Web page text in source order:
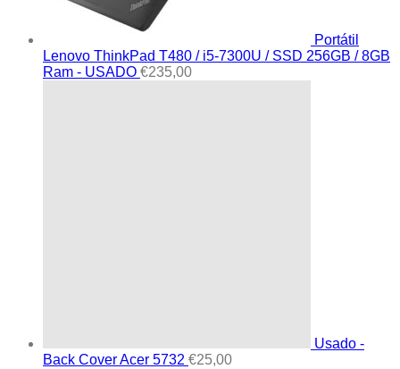
Portátil
Lenovo ThinkPad T480 / i5-7300U / SSD 256GB / 8GB
Ram - USADO €235,00
Usado -
Back Cover Acer 5732 €25,00